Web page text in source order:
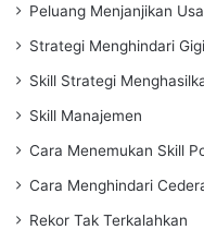
Peluang Menjanjikan
Strategi Menghindari
Skill Strategi
Skill Manajemen
Cara Menemukan Skill
Cara Menghindari
Rekor Tak Terkalahkan